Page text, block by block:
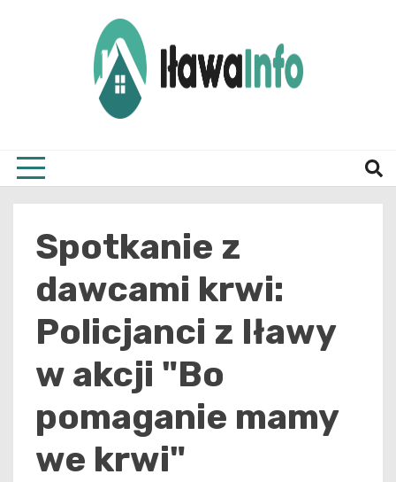
Spotkanie z
dawcami krwi:
Policjanci z Iławy
w akcji "Bo
pomaganie mamy
we krwi"